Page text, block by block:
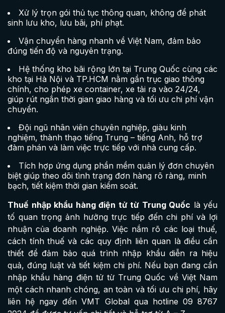
Xử lý trọn gói thủ tục thông quan, không để phát
sinh lưu kho, lưu bãi, phí phạt.
Vận chuyển hàng nhanh về Việt Nam, đảm bảo
đúng tiến độ và nguyên trạng.
Hệ thống kho bãi rộng lớn tại Trung Quốc cùng các
kho tại Hà Nội và TP.HCM nằm gần trục giao thông
chính, cho phép xe container, xe tải ra vào 24/24,
giúp rút ngắn thời gian giao hàng và tối ưu chi phí vận
chuyển.
Đội ngũ nhân viên chuyên nghiệp, giàu kinh
nghiệm, thành thạo tiếng Trung – tiếng Anh, hỗ trợ
đàm phán và làm việc trực tiếp với nhà cung cấp.
Tích hợp ứng dụng phần mềm quản lý đơn chuyên
biệt giúp theo dõi tình trạng đơn hàng rõ ràng, minh
bạch, tiết kiệm thời gian kiểm soát.
Thuế nhập khẩu hàng điện tử từ Trung Quốc là yếu
tố quan trọng ảnh hưởng trực tiếp đến chi phí và lợi
nhuận của doanh nghiệp. Việc nắm rõ các loại thuế,
cách tính thuế và các quy định liên quan là điều cần
thiết để đảm bảo quá trình nhập khẩu diễn ra hiệu
quả, đúng luật và tiết kiệm chi phí. Nếu bạn đang cần
nhập khẩu hàng điện tử từ Trung Quốc về Việt Nam
một cách nhanh chóng, an toàn và tối ưu chi phí, hãy
liên hệ ngay đến VMT Global qua hotline 09 8767